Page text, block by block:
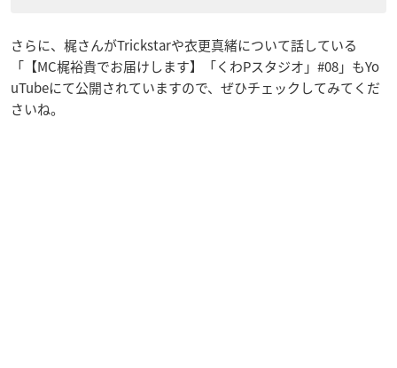
さらに、梶さんがTrickstarや衣更真緒について話している
「【MC梶裕貴でお届けします】「くわPスタジオ」#08」もYo
uTubeにて公開されていますので、ぜひチェックしてみてくだ
さいね。